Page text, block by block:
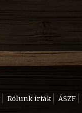
Rólunk írták ÁSZF